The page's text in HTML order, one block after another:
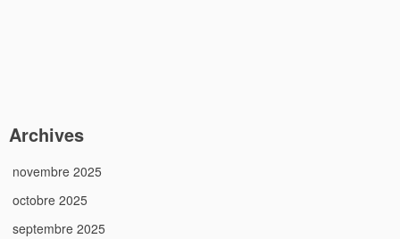
Archives
novembre 2025
octobre 2025
septembre 2025